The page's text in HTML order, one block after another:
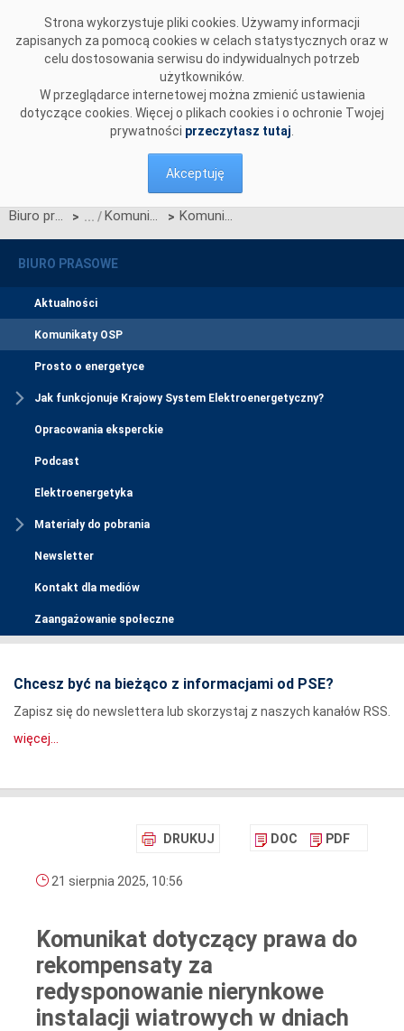
Strona wykorzystuje pliki cookies. Używamy informacji
zapisanych za pomocą cookies w celach statystycznych oraz w
celu dostosowania serwisu do indywidualnych potrzeb
użytkowników.
W przeglądarce internetowej można zmienić ustawienia
dotyczące cookies. Więcej o plikach cookies i o ochronie Twojej
prywatności przeczytasz tutaj
Akceptuję
Biuro prasowe > Komunikaty OSP > Komunikat dotyczący prawa do rekompensaty za redysponowanie nierynkowe instalacji wiatrowych w dniach 10, 16 i 17 sierpnia 2025 r.
BIURO PRASOWE
Aktualności
Komunikaty OSP
Prosto o energetyce
Jak funkcjonuje Krajowy System Elektroenergetyczny?
Opracowania eksperckie
Podcast
Elektroenergetyka
Materiały do pobrania
Newsletter
Kontakt dla mediów
Zaangażowanie społeczne
Chcesz być na bieżąco z informacjami od PSE?
Zapisz się do newslettera lub skorzystaj z naszych kanałów RSS.
więcej...
DRUKUJ DOC PDF
21 sierpnia 2025, 10:56
Komunikat dotyczący prawa do
rekompensaty za
redysponowanie nierynkowe
instalacji wiatrowych w dniach